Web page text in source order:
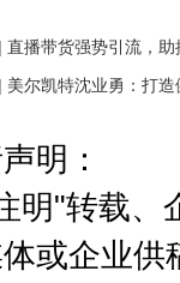
直播带货强势引流，
尔凯特沈业勇：打
明：
明"转载、
或企业供